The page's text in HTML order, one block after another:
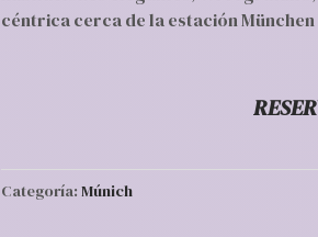
céntrica cerca de la estación München
Categoría: Múnich